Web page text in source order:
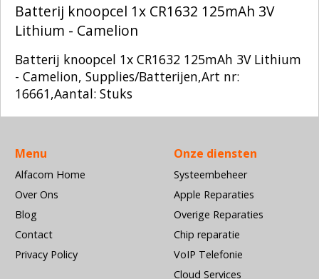
Batterij knoopcel 1x CR1632 125mAh 3V
Lithium - Camelion
Batterij knoopcel 1x CR1632 125mAh 3V Lithium
- Camelion, Supplies/Batterijen,Art nr:
16661,Aantal: Stuks
Menu
Alfacom Home
Over Ons
Blog
Contact
Privacy Policy
Onze diensten
Systeembeheer
Apple Reparaties
Overige Reparaties
Chip reparatie
VoIP Telefonie
Cloud Services